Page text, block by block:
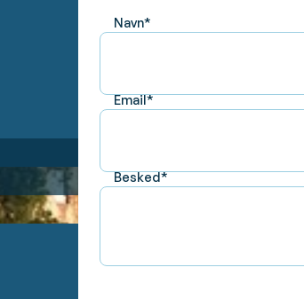
Navn*
Email*
Besked*